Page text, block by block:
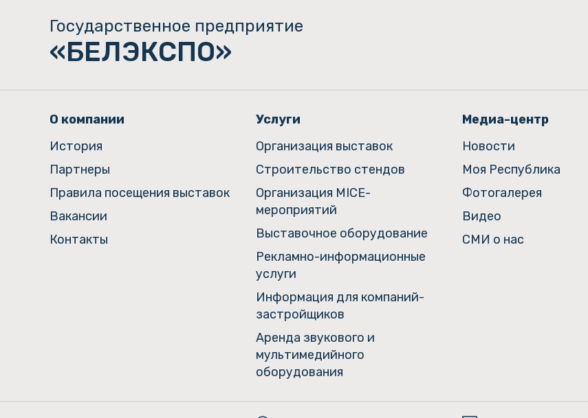
Государственное предприятие
«БЕЛЭКСПО»
О компании
История
Партнеры
Правила посещения выставок
Вакансии
Контакты
Услуги
Организация выставок
Строительство стендов
Организация MICE-
мероприятий
Выставочное оборудование
Рекламно-информационные
услуги
Информация для компаний-
застройщиков
Аренда звукового и
мультимедийного
оборудования
Медиа-центр
Новости
Моя Республика
Фотогалерея
Видео
СМИ о нас